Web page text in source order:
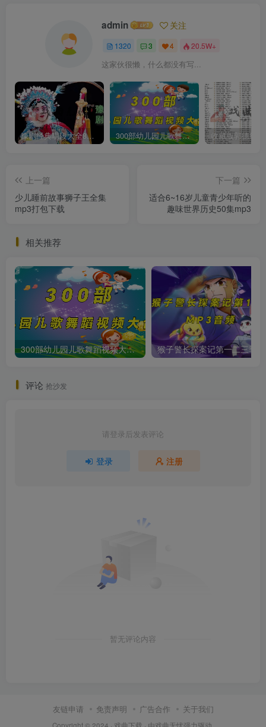
admin 关注
1320 3 4 20.5W+
这家伙很懒，什么都没有写...
豫剧经典唱段大全850首mp3打包戏曲下载 300部幼儿园儿歌舞蹈视频大合集
上一篇
少儿睡前故事狮子王全集
mp3打包下载
下一篇
适合6~16岁儿童青少年听的
趣味世界历史50集mp3
相关推荐
300部幼儿园儿歌舞蹈视频大合集
评论 抢沙发
请登录后发表评论
登录 注册
暂无评论内容
友链申请 免责声明 广告合作 关于我们
Copyright © 2024 · 戏曲下载 · 由戏曲无忧强力驱动.